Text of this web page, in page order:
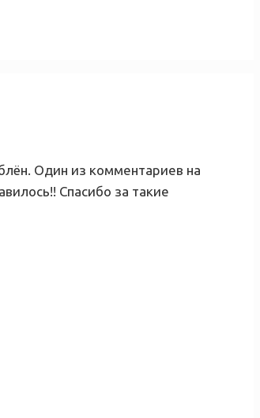
Один из комментариев на
Спасибо за такие